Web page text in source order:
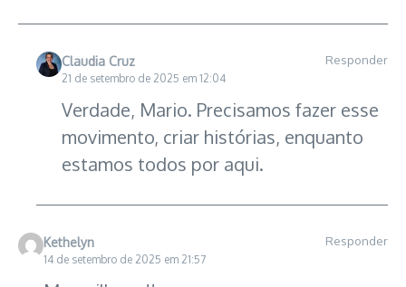
Claudia Cruz
21 de setembro de 2025 em 12:04
Responder
Verdade, Mario. Precisamos fazer esse
movimento, criar histórias, enquanto
estamos todos por aqui.
Kethelyn
14 de setembro de 2025 em 21:57
Responder